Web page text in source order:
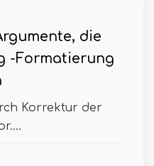
die
-Formatierung
Korrektur der